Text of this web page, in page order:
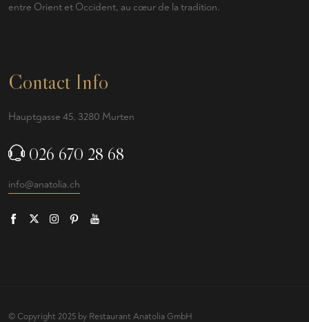
entre Orient et Occident, au cœur de la tradition.
Contact Info
Hauptgasse 45, 3280 Murten
026 670 28 68
info@anatolia.ch
© Copyright 2025 by Restaurant Anatolia GmbH